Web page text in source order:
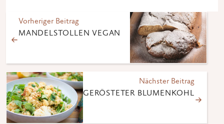
Vorheriger Beitrag
MANDELSTOLLEN VEGAN
Nächster Beitrag
GERÖSTETER BLUMENKOHL